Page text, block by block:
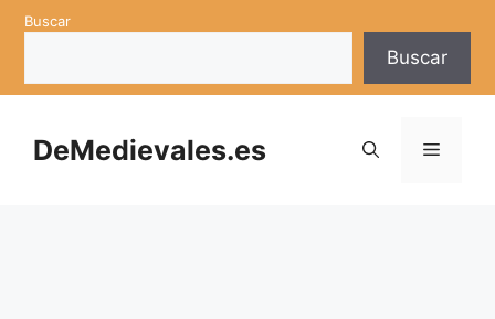
SaltarBuscar
Buscar
DeMedievales.es Menú